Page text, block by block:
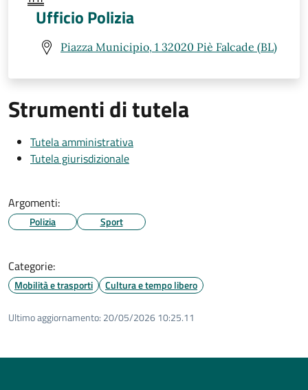
Ufficio Polizia
Piazza Municipio, 1 32020 Piè Falcade (BL)
Strumenti di tutela
Tutela amministrativa
Tutela giurisdizionale
Argomenti:
Polizia Sport
Categorie:
Mobilità e trasporti Cultura e tempo libero
Ultimo aggiornamento: 20/05/2026 10:25.11